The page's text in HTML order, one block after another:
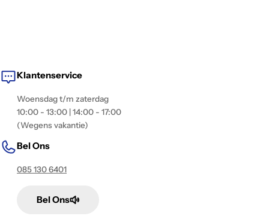
Klantenservice
Woensdag t/m zaterdag
10:00 - 13:00 | 14:00 - 17:00
(Wegens vakantie)
Bel Ons
085 130 6401
Bel Ons